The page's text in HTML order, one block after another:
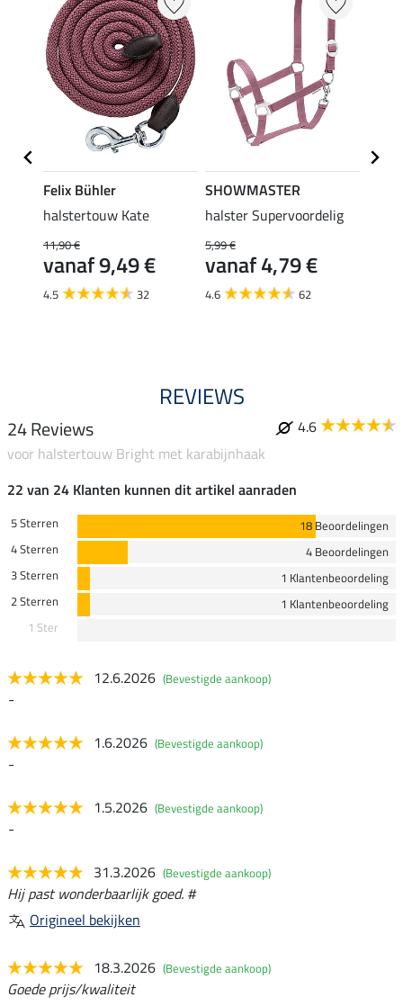
Felix Bühler
halstertouw Kate
11,90 €
vanaf 9,49 €
4.5 32
SHOWMASTER
halster Supervoordelig
5,99 €
vanaf 4,79 €
4.6 62
REVIEWS
24 Reviews
4.6
voor halstertouw Bright met karabijnhaak
22 van 24 Klanten kunnen dit artikel aanraden
5 Sterren
18 Beoordelingen
4 Sterren
4 Beoordelingen
3 Sterren
1 Klantenbeoordeling
2 Sterren
1 Klantenbeoordeling
1 Ster
12.6.2026 (Bevestigde aankoop)
-
1.6.2026 (Bevestigde aankoop)
-
1.5.2026 (Bevestigde aankoop)
-
31.3.2026 (Bevestigde aankoop)
Hij past wonderbaarlijk goed. #
Origineel bekijken
18.3.2026 (Bevestigde aankoop)
Goede prijs/kwaliteit